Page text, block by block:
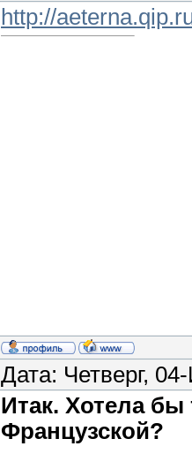
http://
Дата: Четверг,
Итак. Хотела
Французской?